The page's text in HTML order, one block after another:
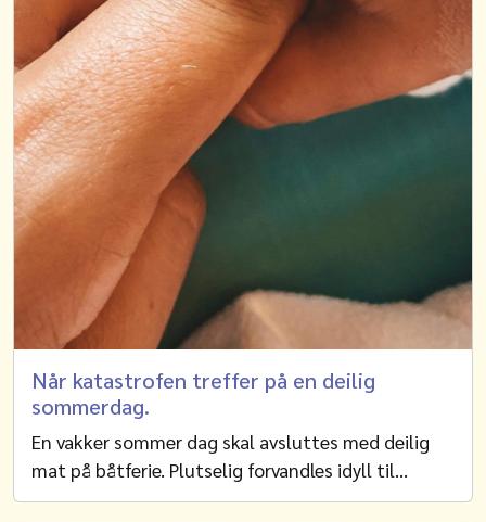
Når katastrofen treffer på en deilig
sommerdag.
En vakker sommer dag skal avsluttes med deilig
mat på båtferie. Plutselig forvandles idyll til…